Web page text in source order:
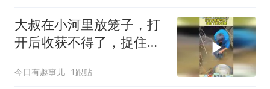
大叔在小河里放笼子，打
开后收获不得了，捉住了
今日有趣事儿 1跟贴